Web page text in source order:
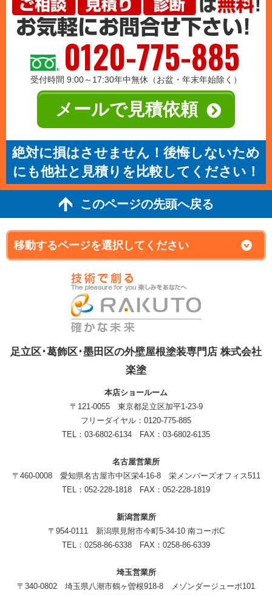
0120-775-885
受付時間 9:00～17:30年中無休（お盆・年末年始除く）
メールで見積依頼
絶対に損はさせません！後悔しないため
にも他社と見積りを比較してください！
このページの先頭へ戻る
足立区･葛飾区･墨田区の外壁屋根塗装専門店 株式会社
楽塗
本店ショールーム
〒121-0055 東京都足立区加平1-23-9
フリーダイヤル：0120-775-885
TEL：03-6802-6134 FAX：03-6802-6135
名古屋営業所
〒460-0008 愛知県名古屋市中区栄4-16-8 栄メンバーズオフィス511
TEL：052-228-1818 FAX：052-228-1819
新潟営業所
〒954-0111 新潟県見附市今町5-34-10 南コーポC
TEL：0258-86-6338 FAX：0258-86-6339
埼玉営業所
〒340-0802 埼玉県八潮市鶴ヶ曽根918-8 メゾンダージューボ101